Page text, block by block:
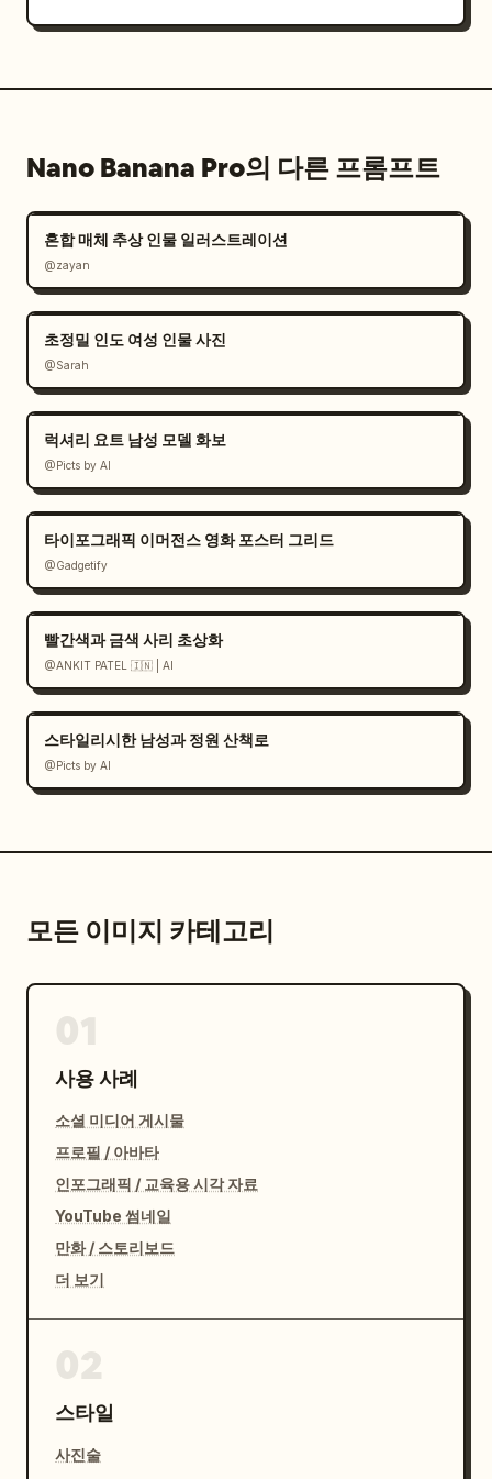
Nano Banana Pro의 다른 프롬프트
혼합 매체 추상 인물 일러스트레이션
@zayan
초정밀 인도 여성 인물 사진
@Sarah
럭셔리 요트 남성 모델 화보
@Picts by AI
타이포그래픽 이머전스 영화 포스터 그리드
@Gadgetify
빨간색과 금색 사리 초상화
@ANKIT PATEL 🇮🇳 | AI
스타일리시한 남성과 정원 산책로
@Picts by AI
모든 이미지 카테고리
사용 사례
소셜 미디어 게시물
프로필 / 아바타
인포그래픽 / 교육용 시각 자료
YouTube 썸네일
만화 / 스토리보드
더 보기
스타일
사진술